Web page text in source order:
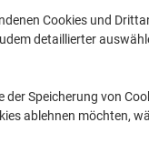
Sie unsere
WEDO.Cookies und
detaillierter
der Speicherung von
ablehnen möchten,